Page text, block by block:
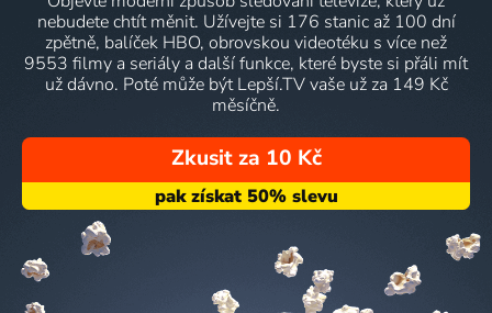
nebudete chtít měnit. Užívejte si 176 stanic až 100 dní
zpětně, balíček HBO, obrovskou videotéku s více než
9553 filmy a seriály a další funkce, které byste si přáli mít
už dávno. Poté může být Lepší.TV vaše už za 149 Kč
měsíčně.
Zkusit za 10 Kč